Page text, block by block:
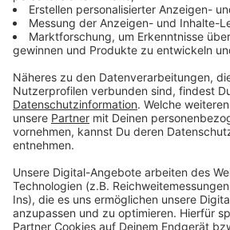
Anzeige
Hier geht es zur Seite des Jungen
Schauspielhauses
Anzeige